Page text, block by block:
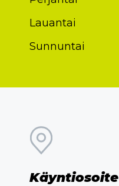
Lauantai
Sunnuntai
Käyntiosoite